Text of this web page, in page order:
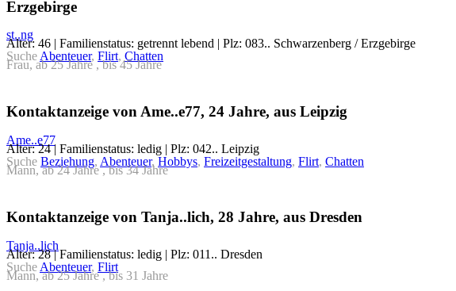
Erzgebirge
st..ng
Alter: 46 | Familienstatus: getrennt lebend | Plz: 083.. Schwarzenberg / Erzgebirge
Suche Abenteuer, Flirt, Chatten
Frau, ab 25 Jahre , bis 45 Jahre
Kontaktanzeige von Ame..e77, 24 Jahre, aus Leipzig
Ame..e77
Alter: 24 | Familienstatus: ledig | Plz: 042.. Leipzig
Suche Beziehung, Abenteuer, Hobbys, Freizeitgestaltung, Flirt, Chatten
Mann, ab 24 Jahre , bis 34 Jahre
Kontaktanzeige von Tanja..lich, 28 Jahre, aus Dresden
Tanja..lich
Alter: 28 | Familienstatus: ledig | Plz: 011.. Dresden
Suche Abenteuer, Flirt
Mann, ab 25 Jahre , bis 31 Jahre